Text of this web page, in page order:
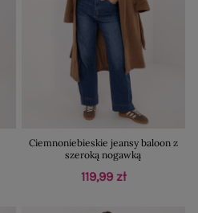
Ciemnoniebieskie jeansy baloon z
szeroką nogawką
119,99 zł